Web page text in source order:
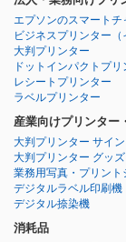
エプソンのスマートチ
ビジネスプリンター
大判プリンター
ドットインパクトプリ
レシートプリンター
ラベルプリンター
産業向けプリンター
大判プリンター サイ
大判プリンター グッ
業務用写真・プリント
デジタルラベル印刷機
デジタル捺染機
消耗品